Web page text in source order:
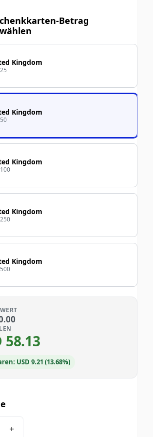
Betrag
Kingdom
Kingdom
Kingdom
Kingdom
Kingdom
58.13
USD 9.21 (13.68%)
+